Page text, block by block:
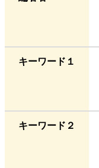
キーワード１
キーワード２